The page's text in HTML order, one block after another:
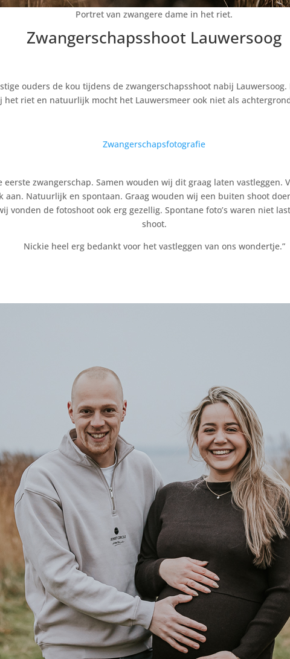
Portret van zwangere dame in het riet.
Zwangerschapsshoot Lauwersoog
ouders de kou tijdens de zwangerschapsshoot nabij Lauwersoog.
het riet en natuurlijk mocht het Lauwersmeer ook niet als
Zwangerschapsfotografie
eerste zwangerschap. Samen wouden wij dit graag laten
aan. Natuurlijk en spontaan. Graag wouden wij een buiten shoot
vonden de fotoshoot ook erg gezellig. Spontane foto’s waren niet
shoot.
Nickie heel erg bedankt voor het vastleggen van ons wondertje.”